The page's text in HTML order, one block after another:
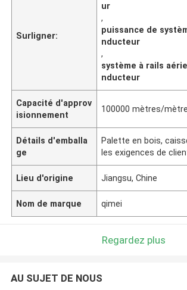
Surligner:
ur
,
puissance de
nducteur
,
système à rails
nducteur
Capacité d'approv
isionnement
100000 mètres/
Détails d'emballa
ge
Palette en bois,
les exigences de
Lieu d'origine Jiangsu, Chine
Nom de marque qimei
Regardez plus
AU SUJET DE NOUS